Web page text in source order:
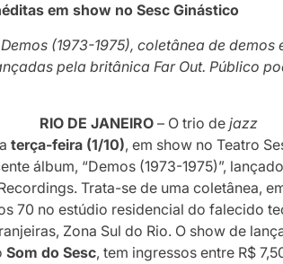
em show no Sesc Ginástico
(1973-1975), coletânea de demos
pela britânica Far Out. Público
RIO DE JANEIRO – O trio dejazz
terça-feira (1/10), em show no Teatro
álbum, “Demos (1973-1975)”,
Trata-se de uma coletânea,
70 no estúdio residencial do falecido
Zona Sul do Rio. O show de
Som do Sesc, tem ingressos entre R$